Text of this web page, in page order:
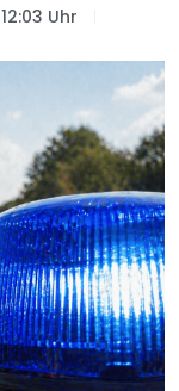
12:03 Uhr